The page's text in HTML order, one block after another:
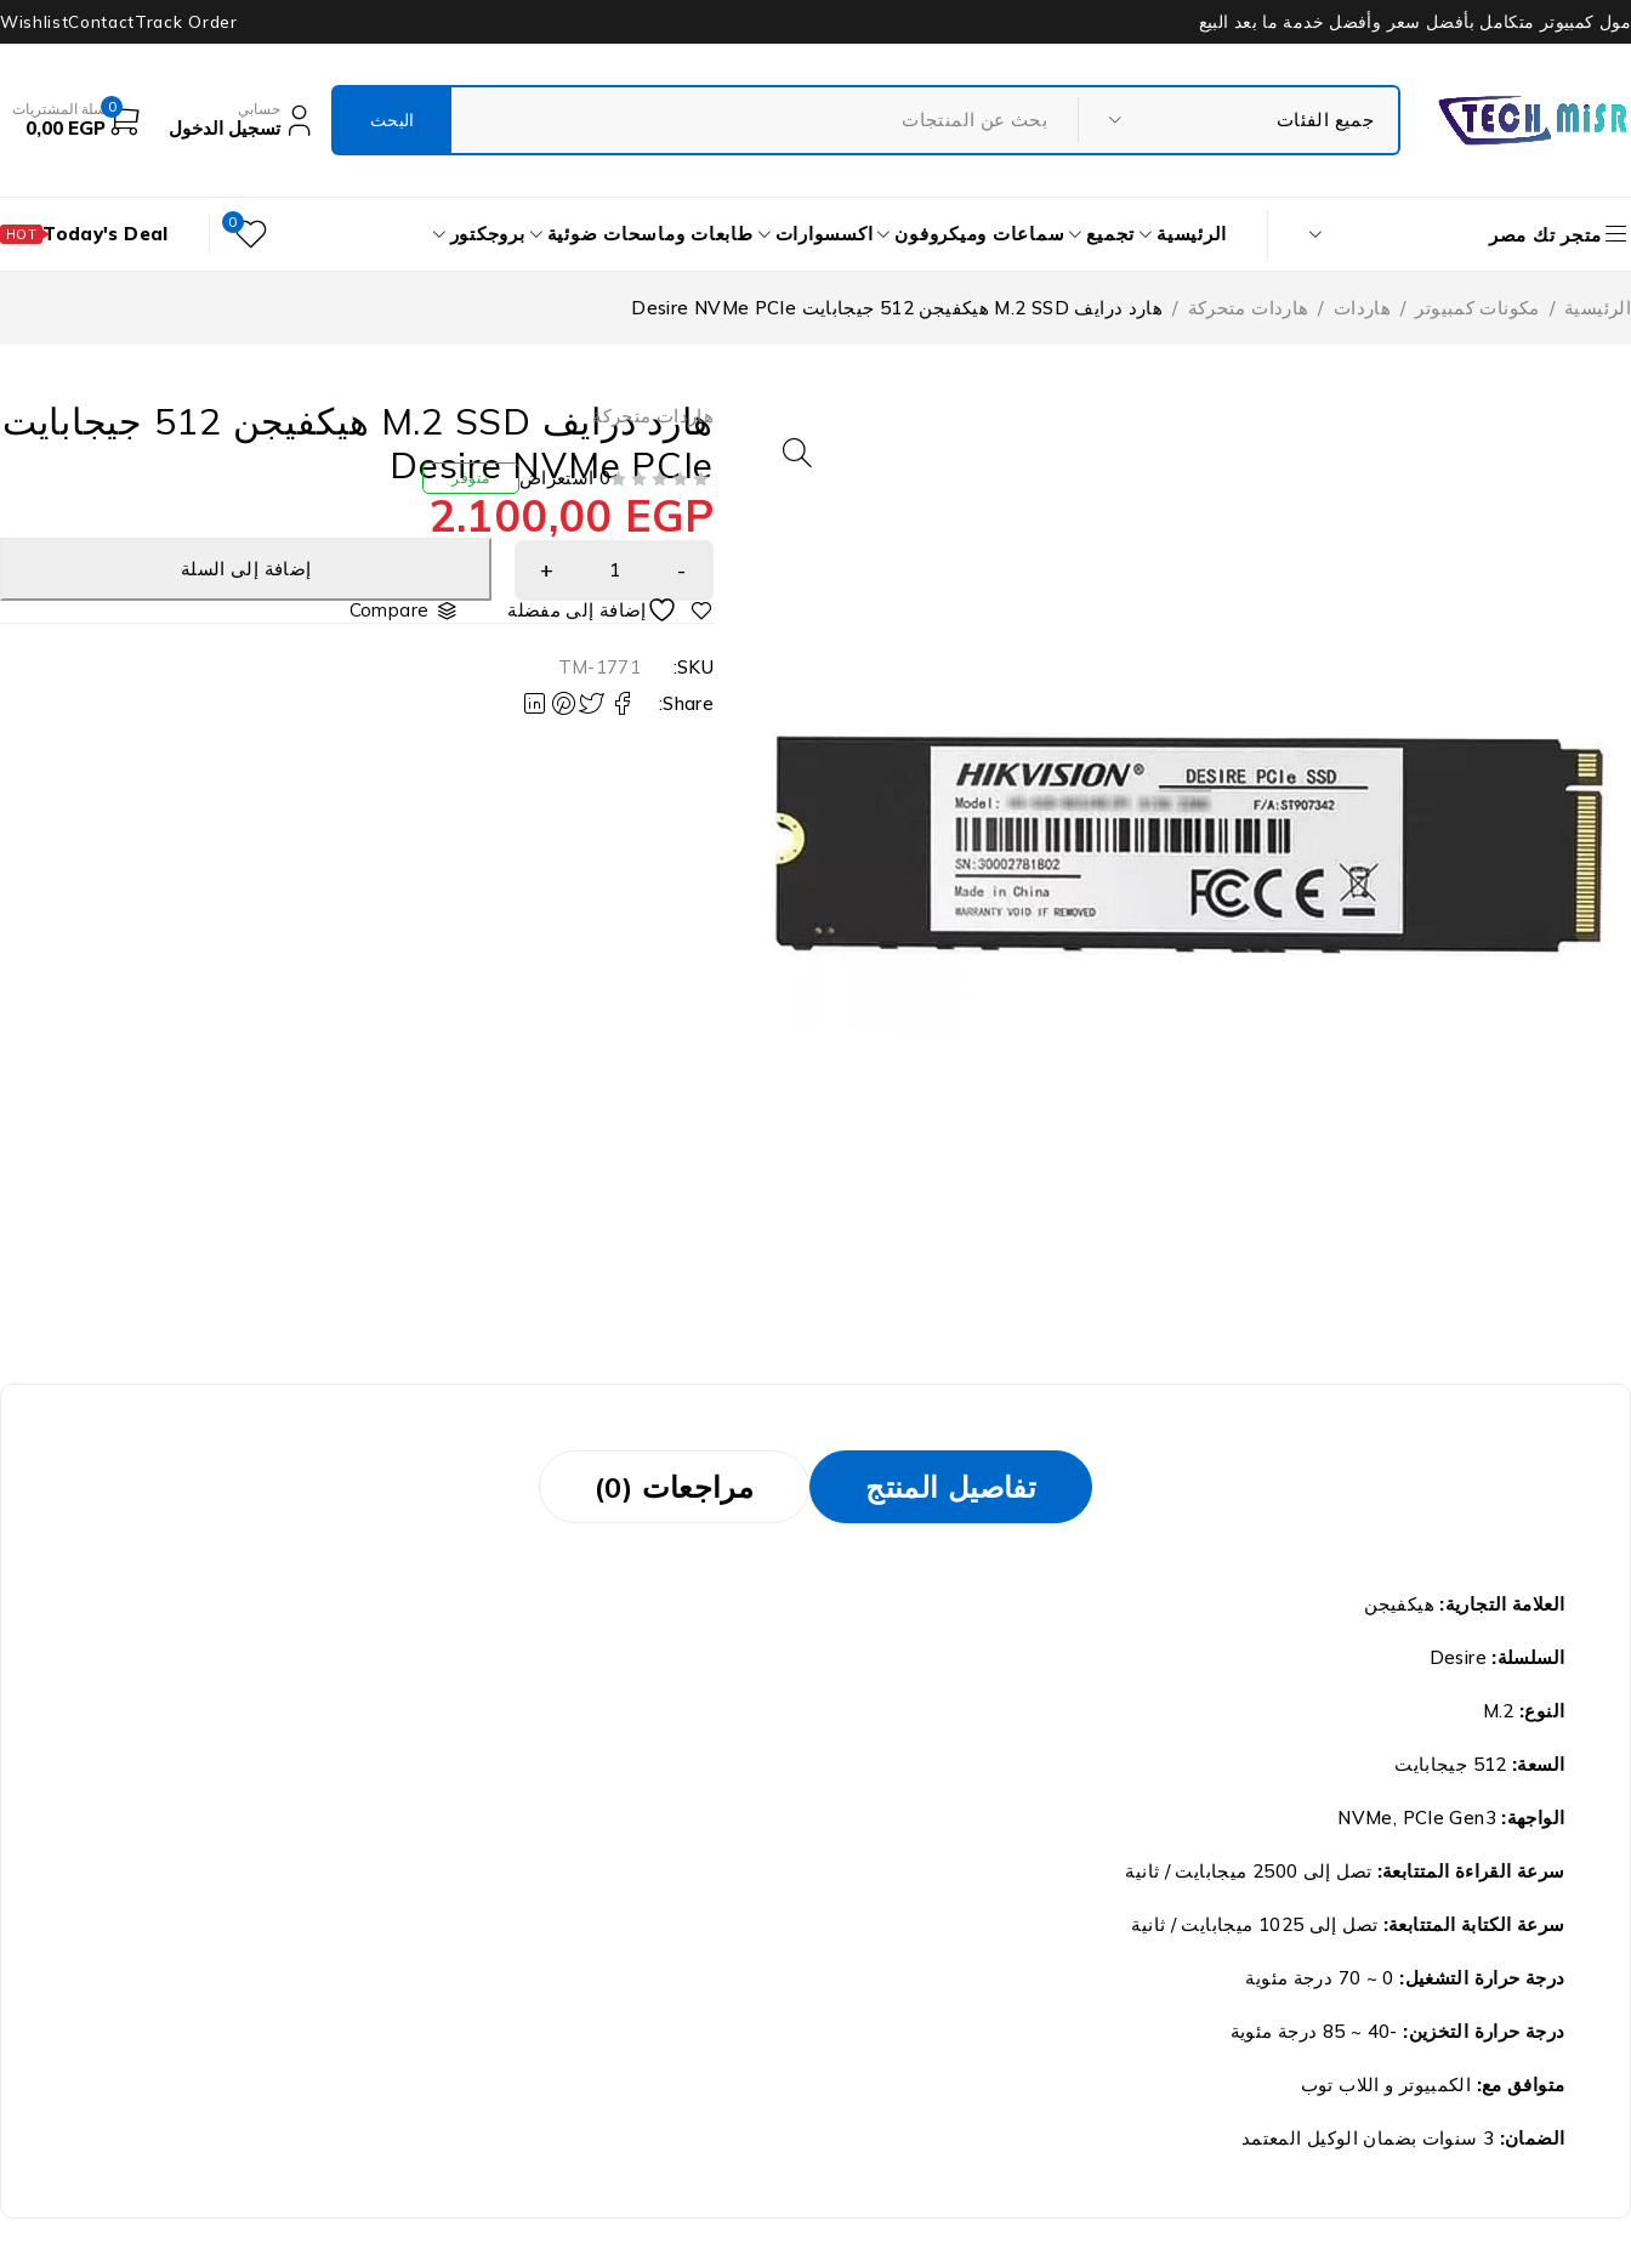
مول كمبيوتر متكامل بأفضل سعر وأفضل خدمة ما بعد البيع Track Order
Contact
Wishlist
حسابي
تسجيل الدخول
0 سلة المشتريات
0,00 EGP
متجر تك مصر الرئيسية تجميع سماعات وميكروفون اكسسوارات طابعات وماسحات ضوئية بروجكتور 0
Today's Deal
HOT
الرئيسية / مكونات كمبيوتر / هاردات / هاردات متحركة / هارد درايف M.2 SSD هيكفيجن 512 جيجابايت Desire NVMe PCIe
هاردات متحركة
هارد درايف M.2 SSD هيكفيجن 512 جيجابايت
Desire NVMe PCIe
0 استعراض متوفر
2.100,00 EGP
إضافة إلى السلة
Compare
SKU:
TM-1771
Share:
تفاصيل المنتج مراجعات (0)
العلامة التجارية: هيكفيجن
السلسلة:
النوع:
السعة:
الواجهة: NVMe, PCIe Gen3
سرعة القراءة المتتابعة: تصل إلى 2500 ميجابايت / ثانية
سرعة الكتابة المتتابعة: تصل إلى 1025 ميجابايت / ثانية
درجة حرارة التشغيل: 0 ~ 70 درجة مئوية
درجة حرارة التخزين: -40 ~ 85 درجة مئوية
متوافق مع: الكمبيوتر و اللاب توب
الضمان: